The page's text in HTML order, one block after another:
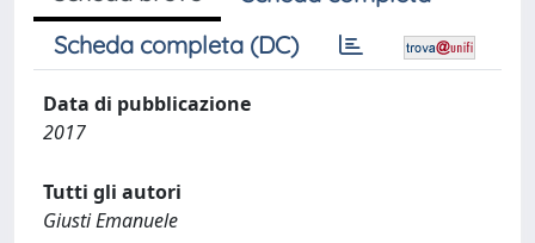
Scheda completa (DC)
Data di pubblicazione
2017
Tutti gli autori
Giusti Emanuele